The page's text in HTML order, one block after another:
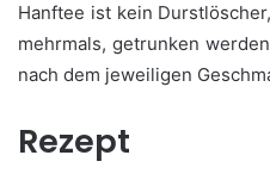
Hanftee ist kein
mehrmals, getrunken
nach dem jeweiligen
Rezept